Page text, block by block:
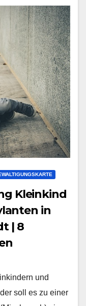
Kleinkind
in
| 8
und
soll es zu einer